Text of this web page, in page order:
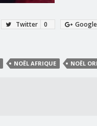
Twitter 0
NOËL AFRIQUE NOËL